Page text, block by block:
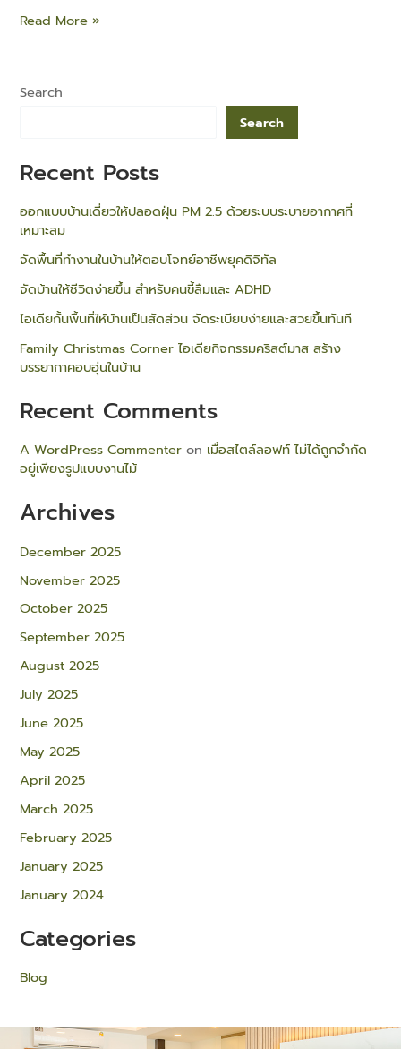
Read More »
Search
Search
Recent Posts
ออกแบบบ้านเดี่ยวให้ปลอดฝุ่น PM 2.5 ด้วยระบบระบายอากาศที่
เหมาะสม
จัดพื้นที่ทำงานในบ้านให้ตอบโจทย์อาชีพยุคดิจิทัล
จัดบ้านให้ชีวิตง่ายขึ้น สำหรับคนขี้ลืมและ ADHD
ไอเดียกั้นพื้นที่ให้บ้านเป็นสัดส่วน จัดระเบียบง่ายและสวยขึ้นทันที
Family Christmas Corner ไอเดียกิจกรรมคริสต์มาส สร้าง
บรรยากาศอบอุ่นในบ้าน
Recent Comments
A WordPress Commenter on เมื่อสไตล์ลอฟท์ ไม่ได้ถูกจำกัด
อยู่เพียงรูปแบบงานไม้
Archives
December 2025
November 2025
October 2025
September 2025
August 2025
July 2025
June 2025
May 2025
April 2025
March 2025
February 2025
January 2025
January 2024
Categories
Blog